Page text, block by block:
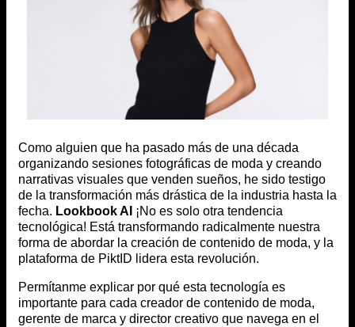
Como alguien que ha pasado más de una década
organizando sesiones fotográficas de moda y creando
narrativas visuales que venden sueños, he sido testigo
de la transformación más drástica de la industria hasta la
fecha. Lookbook AI
¡No es solo otra tendencia
tecnológica! Está transformando radicalmente nuestra
forma de abordar la creación de contenido de moda, y la
plataforma de PiktID lidera esta revolución.
Permítanme explicar por qué esta tecnología es
importante para cada creador de contenido de moda,
gerente de marca y director creativo que navega en el